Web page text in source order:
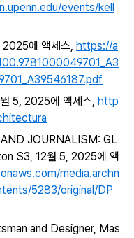
events/kell
에 액세스, https://a
5, 2025에 액세스, http
JOURNALISM: GL
S3, 12월 5, 2025에 액
media.archn
5283/original/DP
and Designer, Mas